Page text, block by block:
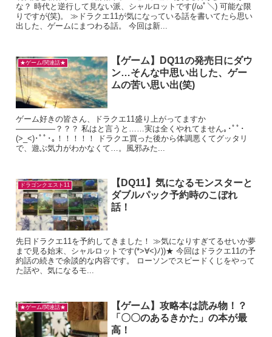
な？ 時代と逆行して見ない派、シャルロットです(/ωﾟ＼) 可能な限
りですが(笑)。 ≫ドラクエ11が気になっている話を書いてたら思い
出した、ゲームにまつわる話。 今回は新...
★ゲーム/関連話★
【ゲーム】DQ11の発売日にダウ
ン…そんな中思い出した、ゲー
ムの苦い思い出(笑)
ゲーム好きの皆さん、ドラクエ11盛り上がってますか
―――――？？？ 私はと言うと……実は全くやれてません｡･ﾟﾟ･
(>_<)･ﾟﾟ･｡！！！！！ ドラクエ買った後から体調悪くてグッタリ
で、遊ぶ気力がわかなくて…。風邪みた...
ドラゴンクエスト11
【DQ11】気になるモンスターと
ダブルパック予約時のこぼれ
話！
先日ドラクエ11を予約してきました！ ≫気になりすぎてるせいか夢
まで見る始末、シャルロットです(*>∀<)ﾉ))★ 今回はドラクエ11の予
約話の続きで余談的な内容です。 ローソンでスピードくじをやって
た話や、気になるモ...
★ゲーム/関連話★
【ゲーム】攻略本は読み物！？
「〇〇のあるきかた」の本が最
高！